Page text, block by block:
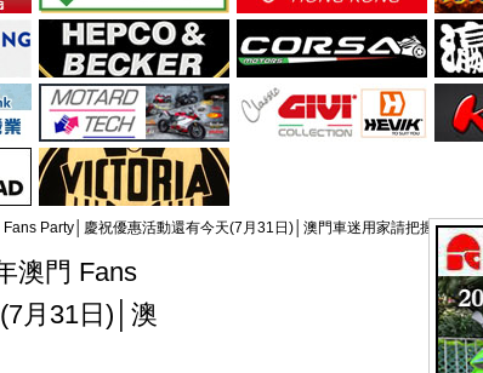
Party│慶祝優惠活動還有今天(7月31日)│澳門車迷用家請把握時機
澳門 Fans
月31日)│澳